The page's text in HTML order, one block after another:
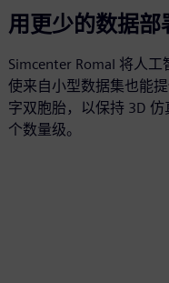
用更少的数据
Simcenter RomaI 将人
使来自小型数据集也能
字双胞胎，以保持 3D
个数量级。